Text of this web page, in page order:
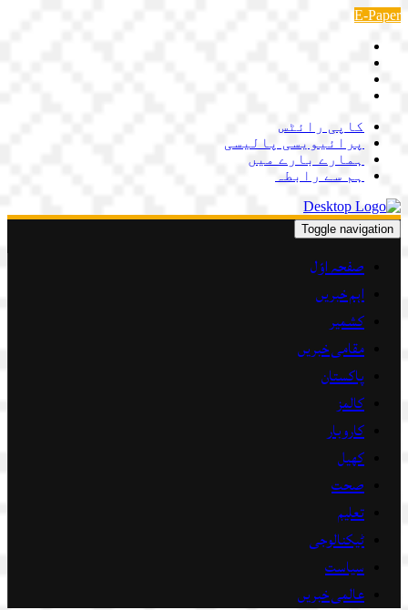
Skip
content
E-Paper
کاپی رائٹس
پرائیویسی پالیسی
ہمارے بارے میں
ہم سے رابطہ
Toggle navigation
صفحہ اوّل
اہم خبریں
کشمیر
مقامی خبریں
پاکستان
کالمز
کاروبار
کھیل
صحت
تعلیم
ٹیکنالوجی
سیاست
عالمی خبریں